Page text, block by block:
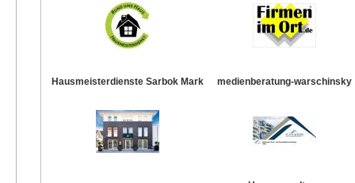
Hausmeisterdienste Sarbok Mark medienberatung-warschinsky